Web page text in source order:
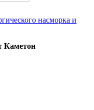
насморка и
Каметон